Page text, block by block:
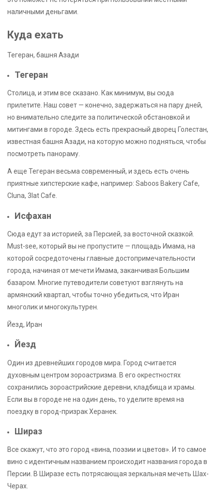
наличными деньгами.
Куда ехать
Тегеран, башня Азади
Тегеран
Столица, и этим все сказано. Как минимум, вы сюда
прилетите. Наш совет — конечно, задержаться на пару дней,
но внимательно следите за политической обстановкой и
митингами в городе. Здесь есть прекрасный дворец Голестан,
известная башня Азади, на которую можно подняться, чтобы
посмотреть панораму.
А еще Тегеран весьма современный, и здесь есть очень
приятные хипстерские кафе, например: Saboos Bakery Cafe,
Cluna, 3lat Cafe.
Исфахан
Сюда едут за историей, за Персией, за восточной сказкой.
Must-see, который вы не пропустите — площадь Имама, на
которой сосредоточены главные достопримечательности
города, начиная от мечети Имама, заканчивая Большим
базаром. Многие путеводители советуют взглянуть на
армянский квартал, чтобы точно убедиться, что Иран
многолик и многокультурен.
Йезд, Иран
Йезд
Один из древнейших городов мира. Город считается
духовным центром зороастризма. В его окрестностях
сохранились зороастрийские деревни, кладбища и храмы.
Если вы в городе не на один день, то уделите время на
поездку в город-призрак Херанек.
Шираз
Все скажут, что это город «вина, поэзии и цветов». И то самое
вино с идентичным названием происходит названия города в
Персии. В Ширазе есть потрясающая зеркальная мечеть Шах-
Черах.